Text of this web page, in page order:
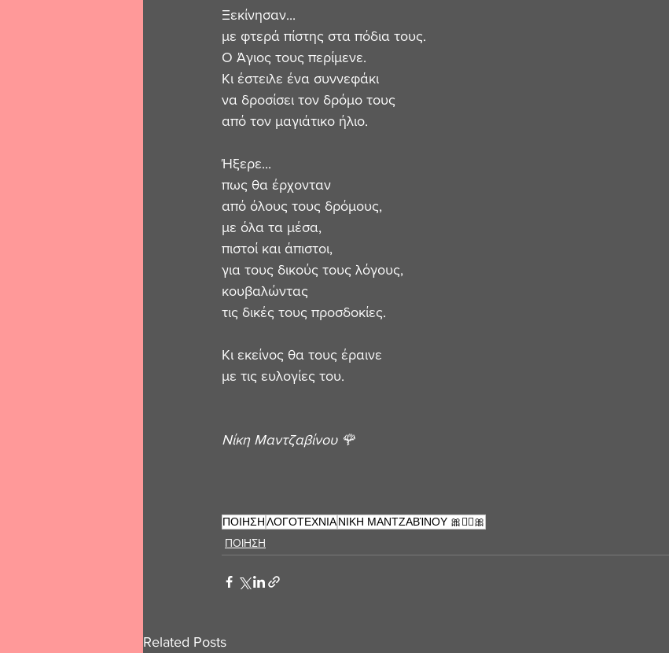
Ξεκίνησαν...
με φτερά πίστης στα πόδια τους.
Ο Άγιος τους περίμενε.
Κι έστειλε ένα συννεφάκι
να δροσίσει τον δρόμο τους
από τον μαγιάτικο ήλιο.
Ήξερε...
πως θα έρχονταν
από όλους τους δρόμους,
με όλα τα μέσα,
πιστοί και άπιστοι,
για τους δικούς τους λόγους,
κουβαλώντας
τις δικές τους προσδοκίες.
Κι εκείνος θα τους έραινε
με τις ευλογίες του.
Νίκη Μαντζαβίνου 🌹
ΠΟΙΗΣΗΛΟΓΟΤΕΧΝΙΑΝΙΚΗ ΜΑΝΤΖΑΒΊΝΟΥ 🎀⛓️‍💥🎀
ΠΟΙΗΣΗ
Related Posts